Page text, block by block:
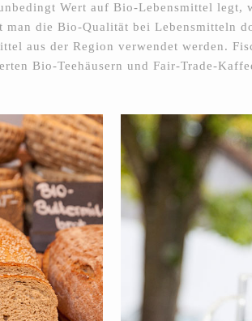
Wert auf Bio-Lebensmittel
man die Bio-Qualität bei Lebensmitteln
aus der Region verwendet werden.
Bio-Teehäusern und Fair-Trade-